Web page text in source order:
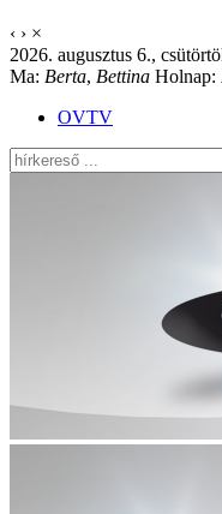
‹ › ×
2026. augusztus 6.,
Ma: Berta, Bettina Holnap:
OVTV